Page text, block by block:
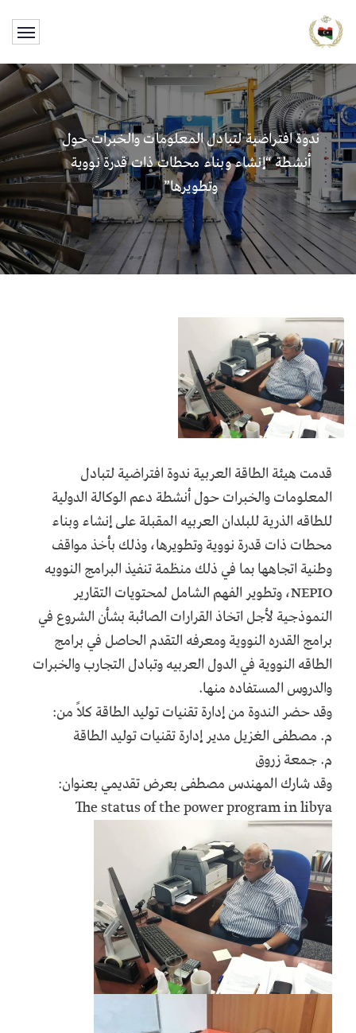
ندوة افتراضية لتبادل المعلومات والخبرات حول
أنشطة “إنشاء وبناء محطات ذات قدرة نووية
وتطويرها”
قدمت هيئة الطاقة العربية ندوة افتراضية لتبادل
المعلومات والخبرات حول أنشطة دعم الوكالة الدولية
للطاقه الذرية للبلدان العربيه المقبلة على إنشاء وبناء
محطات ذات قدرة نووية وتطويرها، وذلك بأخذ مواقف
وطنية اتجاهها بما في ذلك منظمة تنفيذ البرامج النوويه
NEPIO، وتطوير الفهم الشامل لمحتويات التقارير
النموذجية لأجل اتخاذ القرارات الصائبة بشأن الشروع في
برامج القدره النووية ومعرفه التقدم الحاصل في برامج
الطاقه النووية في الدول العربيه وتبادل التجارب والخبرات
والدروس المستفاده منها.
وقد حضر الندوة من إدارة تقنيات توليد الطاقة كلاً من:
م. مصطفى الغزيل مدير إدارة تقنيات توليد الطاقة
م. جمعة زروق
وقد شارك المهندس مصطفى بعرض تقديمي بعنوان:
The status of the power program in libya